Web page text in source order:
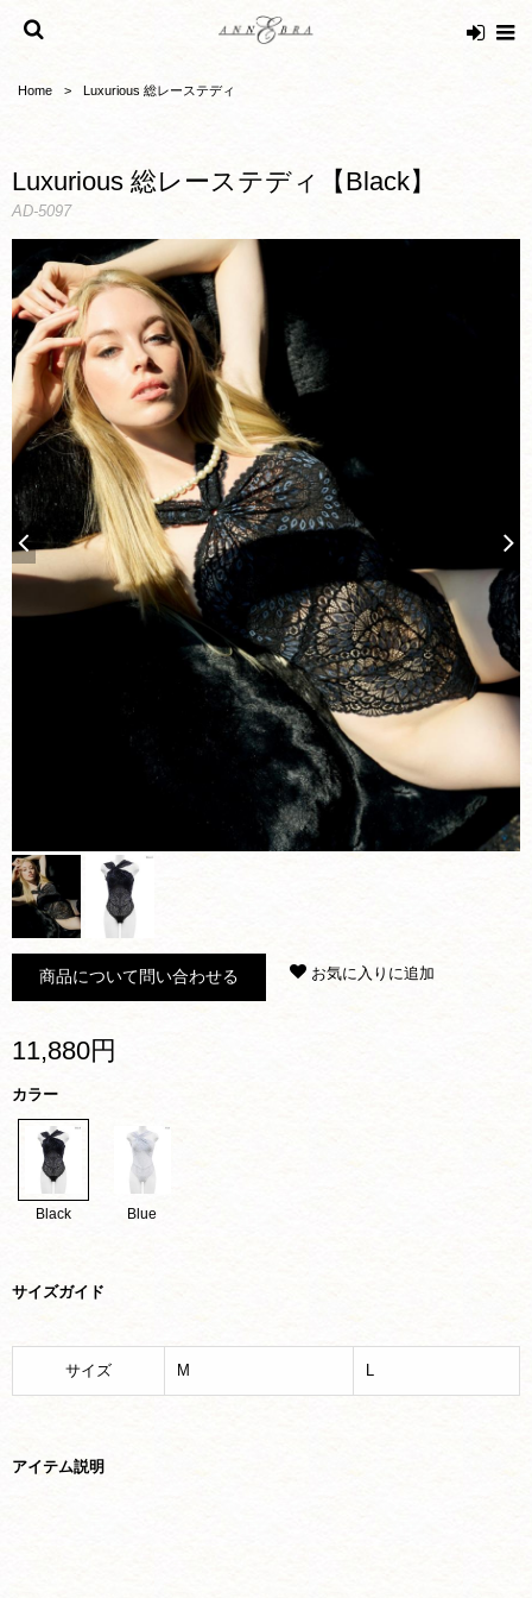
Home Luxurious 総レーステディ
Luxurious 総レーステディ【Black】
AD-5097
商品について問い合わせる お気に入りに追加
11,880円
カラー
Black Blue
サイズガイド
サイズ M L
アイテム説明